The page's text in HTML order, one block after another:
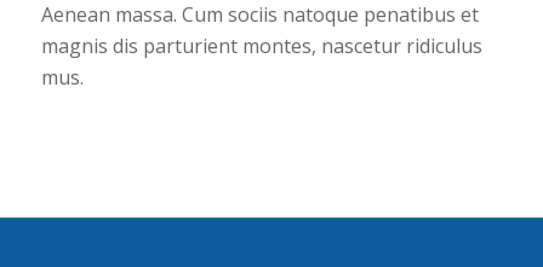
Aenean massa. Cum sociis natoque penatibus et
magnis dis parturient montes, nascetur ridiculus
mus.